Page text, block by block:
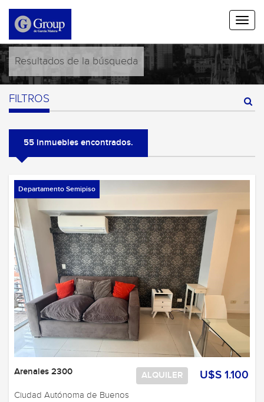
Resultados de la búsqueda
FILTROS
55 inmuebles encontrados.
Departamento Semipiso
U$S 1.100
ALQUILER
Arenales 2300
Ciudad Autónoma de Buenos